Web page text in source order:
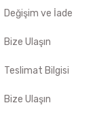
Değişim ve İade
Bize Ulaşın
Teslimat Bilgisi
Bize Ulaşın